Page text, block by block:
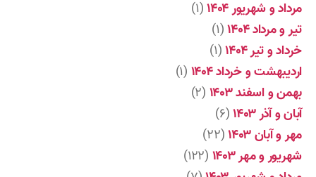
مرداد و شهریور ۱۴۰۴
(۱)
تیر و مرداد ۱۴۰۴
(۱)
خرداد و تیر ۱۴۰۴
(۱)
اردیبهشت و خرداد ۱۴۰۴
(۱)
بهمن و اسفند ۱۴۰۳
(۲)
آبان و آذر ۱۴۰۳
(۶)
مهر و آبان ۱۴۰۳
(۲۲)
شهریور و مهر ۱۴۰۳
(۱۲۲)